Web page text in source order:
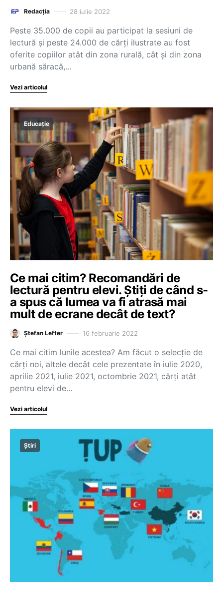
Redacția 28 iulie 2022
Peste 35.000 de copii au participat la sesiuni de
lectură și peste 24.000 de cărți ilustrate au fost
oferite copiilor atât din zona rurală, cât și din zona
urbană săracă,…
Vezi articolul
Educație
Ce mai citim? Recomandări de
lectură pentru elevi. Știți de când s-
a spus că lumea va fi atrasă mai
mult de ecrane decât de text?
Ștefan Lefter 16 februarie 2022
Ce mai citim lunile acestea? Am făcut o selecție de
cărți noi, altele decât cele prezentate în iulie 2020,
aprilie 2021, iulie 2021, octombrie 2021, cărți atât
pentru elevi de…
Vezi articolul
Știri